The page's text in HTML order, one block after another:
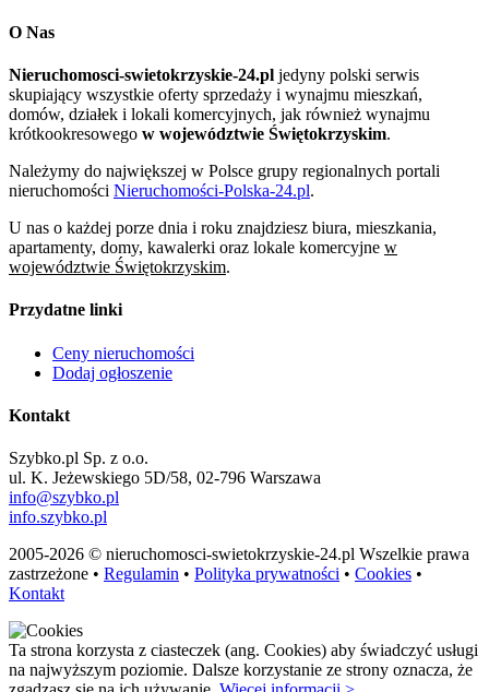
O Nas
Nieruchomosci-swietokrzyskie-24.pl jedyny polski serwis
skupiający wszystkie oferty sprzedaży i wynajmu mieszkań,
domów, działek i lokali komercyjnych, jak również wynajmu
krótkookresowego w województwie Świętokrzyskim.
Należymy do największej w Polsce grupy regionalnych portali
nieruchomości Nieruchomości-Polska-24.pl.
U nas o każdej porze dnia i roku znajdziesz biura, mieszkania,
apartamenty, domy, kawalerki oraz lokale komercyjne w
województwie Świętokrzyskim.
Przydatne linki
Ceny nieruchomości
Dodaj ogłoszenie
Kontakt
Szybko.pl Sp. z o.o.
ul. K. Jeżewskiego 5D/58, 02-796 Warszawa
info@szybko.pl
info.szybko.pl
2005-2026 © nieruchomosci-swietokrzyskie-24.pl Wszelkie prawa
zastrzeżone • Regulamin • Polityka prywatności • Cookies •
Kontakt
Ta strona korzysta z ciasteczek (ang. Cookies) aby świadczyć usługi
na najwyższym poziomie. Dalsze korzystanie ze strony oznacza, że